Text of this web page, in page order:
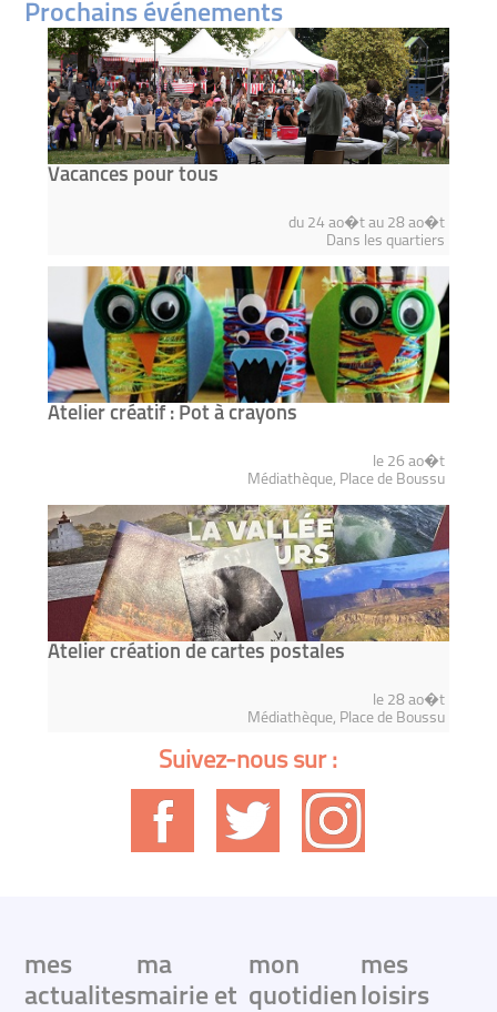
Prochains événements
Vacances pour tous
du 24 ao�t au 28 ao�t
Dans les quartiers
Atelier créatif : Pot à crayons
le 26 ao�t
Médiathèque, Place de Boussu
Atelier création de cartes postales
le 28 ao�t
Médiathèque, Place de Boussu
Suivez-nous sur :
mes
actualites
ma
mairie et
mon
quotidien
mes
loisirs